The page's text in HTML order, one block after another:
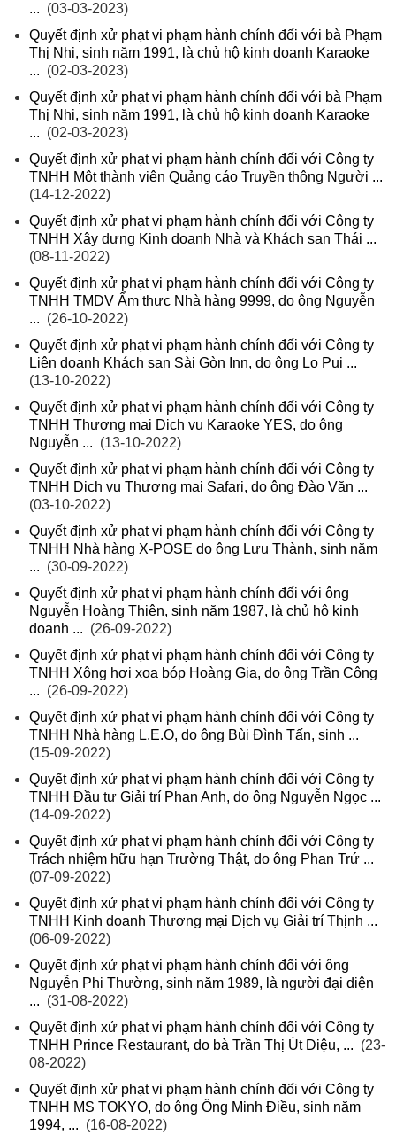
... (03-03-2023)
Quyết định xử phạt vi phạm hành chính đối với bà Phạm
Thị Nhi, sinh năm 1991, là chủ hộ kinh doanh Karaoke
... (02-03-2023)
Quyết định xử phạt vi phạm hành chính đối với bà Phạm
Thị Nhi, sinh năm 1991, là chủ hộ kinh doanh Karaoke
... (02-03-2023)
Quyết định xử phạt vi phạm hành chính đối với Công ty
TNHH Một thành viên Quảng cáo Truyền thông Người ...
(14-12-2022)
Quyết định xử phạt vi phạm hành chính đối với Công ty
TNHH Xây dựng Kinh doanh Nhà và Khách sạn Thái ...
(08-11-2022)
Quyết định xử phạt vi phạm hành chính đối với Công ty
TNHH TMDV Ẩm thực Nhà hàng 9999, do ông Nguyễn
... (26-10-2022)
Quyết định xử phạt vi phạm hành chính đối với Công ty
Liên doanh Khách sạn Sài Gòn Inn, do ông Lo Pui ...
(13-10-2022)
Quyết định xử phạt vi phạm hành chính đối với Công ty
TNHH Thương mại Dịch vụ Karaoke YES, do ông
Nguyễn ... (13-10-2022)
Quyết định xử phạt vi phạm hành chính đối với Công ty
TNHH Dịch vụ Thương mại Safari, do ông Đào Văn ...
(03-10-2022)
Quyết định xử phạt vi phạm hành chính đối với Công ty
TNHH Nhà hàng X-POSE do ông Lưu Thành, sinh năm
... (30-09-2022)
Quyết định xử phạt vi phạm hành chính đối với ông
Nguyễn Hoàng Thiện, sinh năm 1987, là chủ hộ kinh
doanh ... (26-09-2022)
Quyết định xử phạt vi phạm hành chính đối với Công ty
TNHH Xông hơi xoa bóp Hoàng Gia, do ông Trần Công
... (26-09-2022)
Quyết định xử phạt vi phạm hành chính đối với Công ty
TNHH Nhà hàng L.E.O, do ông Bùi Đình Tấn, sinh ...
(15-09-2022)
Quyết định xử phạt vi phạm hành chính đối với Công ty
TNHH Đầu tư Giải trí Phan Anh, do ông Nguyễn Ngọc ...
(14-09-2022)
Quyết định xử phạt vi phạm hành chính đối với Công ty
Trách nhiệm hữu hạn Trường Thật, do ông Phan Trứ ...
(07-09-2022)
Quyết định xử phạt vi phạm hành chính đối với Công ty
TNHH Kinh doanh Thương mại Dịch vụ Giải trí Thịnh ...
(06-09-2022)
Quyết định xử phạt vi phạm hành chính đối với ông
Nguyễn Phi Thường, sinh năm 1989, là người đại diện
... (31-08-2022)
Quyết định xử phạt vi phạm hành chính đối với Công ty
TNHH Prince Restaurant, do bà Trần Thị Út Diệu, ... (23-
08-2022)
Quyết định xử phạt vi phạm hành chính đối với Công ty
TNHH MS TOKYO, do ông Ông Minh Điều, sinh năm
1994, ... (16-08-2022)